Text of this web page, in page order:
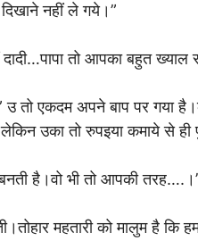
दिखाने नहीं ले गये।”
तो आपका बहुत
उ तो एकदम अपने बाप पर गया
उका तो रुपइया कमाये से ही
है।वो भी तो आपकी
महतारी को मालुम है कि